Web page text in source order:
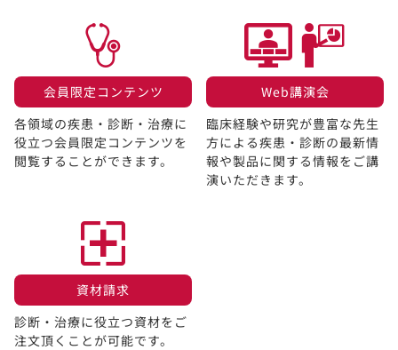
会員限定コンテンツ​
各領域の疾患・診断・治療に
役立つ会員限定コンテンツを
閲覧することができます。​
Web講演会​
臨床経験や研究が豊富な先生
方による疾患・診断の最新情
報や製品に関する情報をご講
演いただきます。
資材請求​
診断・治療に役立つ資材をご
注文頂くことが可能です。